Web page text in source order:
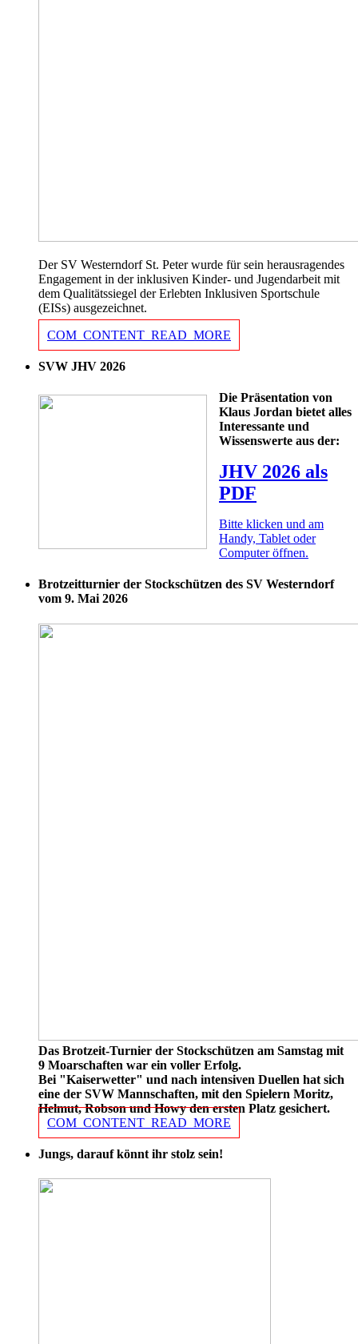
Der SV Westerndorf St. Peter wurde für sein herausragendes
Engagement in der inklusiven Kinder- und Jugendarbeit mit
dem Qualitätssiegel der Erlebten Inklusiven Sportschule
(EISs) ausgezeichnet.
COM_CONTENT_READ_MORE
SVW JHV 2026
Die Präsentation von
Klaus Jordan bietet alles
Interessante und
Wissenswerte aus der:
JHV 2026 als
PDF
Bitte klicken und am
Handy, Tablet oder
Computer öffnen.
Brotzeitturnier der Stockschützen des SV Westerndorf
vom 9. Mai 2026
Das Brotzeit-Turnier der Stockschützen am Samstag mit
9 Moarschaften war ein voller Erfolg.
Bei "Kaiserwetter" und nach intensiven Duellen hat sich
eine der SVW Mannschaften, mit den Spielern Moritz,
Helmut, Robson und Howy den ersten Platz gesichert.
COM_CONTENT_READ_MORE
Jungs, darauf könnt ihr stolz sein!